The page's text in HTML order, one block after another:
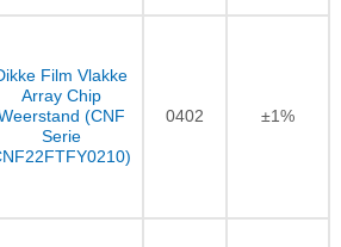
Film Vlakke
Array Chip
(CNF
Serie
0402 ±1%